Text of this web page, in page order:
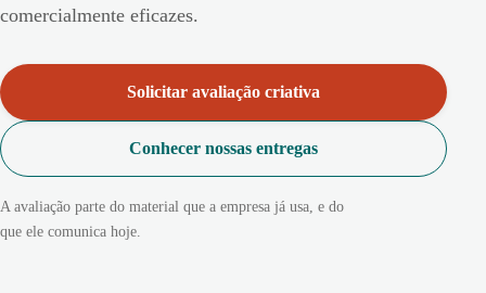
comercialmente eficazes.
Solicitar avaliação criativa
Conhecer nossas entregas
A avaliação parte do material que a empresa já usa, e do
que ele comunica hoje.